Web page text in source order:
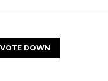
VOTE DOWN